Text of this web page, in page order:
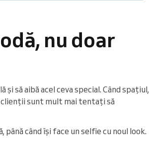
nu doar
să aibă acel ceva special. Când spațiul,
sunt mult mai tentați să
când își face un selfie cu noul look.